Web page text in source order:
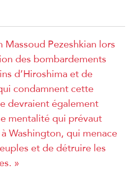
Pezeshkian lors
des bombardements
d’Hiroshima et de
condamnent cette
devraient également
mentalité qui prévaut
Washington, qui menace
et de détruire les
»